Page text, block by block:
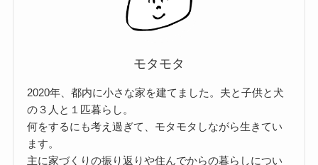
モタモタ
2020年、都内に小さな家を建てました。夫と子供と犬
の３人と１匹暮らし。
何をするにも考え過ぎて、モタモタしながら生きてい
ます。
主に家づくりの振り返りや住んでからの暮らしについ